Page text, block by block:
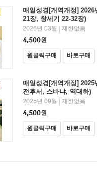
매일성경[개역개정] 2026
21장, 창세기 22-32장)
2026년 03월 | 제한없음
4,500원
원클릭구매 바로구매
매일성경[개역개정] 2025
전후서, 스바냐, 역대하)
2025년 09월 | 제한없음
4,500원
원클릭구매 바로구매